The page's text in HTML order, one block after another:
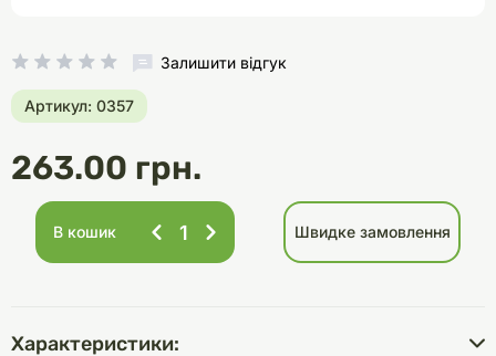
Залишити відгук
Артикул: 0357
263.00 грн.
В кошик Швидке замовлення
Характеристики: